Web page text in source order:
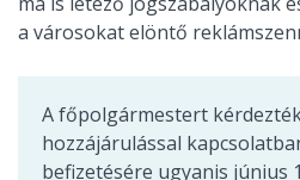
a városokat elöntő
A főpolgármestert
hozzájárulással
befizetésére ugyanis június